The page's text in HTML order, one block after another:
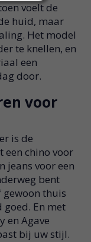
voelt de
huid, maar
Het model
te knellen, en
een
door.
voor
is de
een chino voor
jeans voor een
bent
gewoon thuis
En met
en Agave
bij uw stijl.